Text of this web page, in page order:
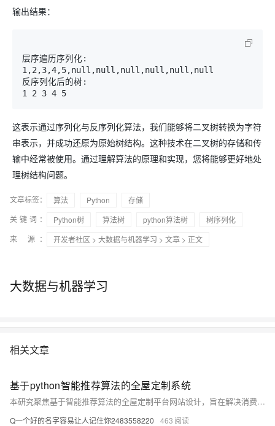
输出结果：
层序遍历序列化:
1,2,3,4,5,null,null,null,null,null,null
反序列化后的树:
这表示通过序列化与反序列化算法，我们能够将二叉树转换为字符
串表示，并成功还原为原始树结构。这种技术在二叉树的存储和传
输中经常被使用。通过理解算法的原理和实现，您将能够更好地处
理树结构问题。
文章标签： 算法 Python
存储
关键词：
Python树 算法树 python算法树
树序列化
来 源：
开发者社区 > 大数据与机器学习 > 文章 > 正文
大数据与机器学习
相关文章
基于python智能推荐算法的全屋定制系统
本研究聚焦基于智能推荐算法的全屋定制平台网站设计，旨在解决消费者在个性化定制中面临的选择难题。通过整合Django、Vue、Python与MySQL等技术，构建集家装设计、材料推荐、家具搭配于一体的一站式智能服务平台，提升用户体验与行业数字化水平。
Q一个好的名字容易让人记住你2483558220 463